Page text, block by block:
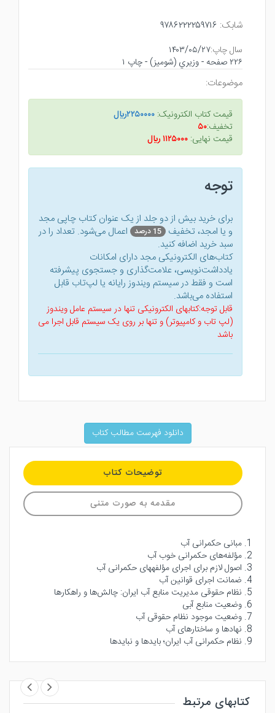
شابک: ۹۷۸۶۲۲۲۲۵۹۷۱۶
سال چاپ:۱۴۰۳/۰۵/۲۷
۲۲۶ صفحه - وزيري (شوميز) - چاپ ۱
موضوعات:
قیمت کتاب الکترونیک: ۲۲۵۰۰۰۰ريال
تخفیف:۵۰
قیمت نهایی: ۱۱۲۵۰۰۰ ريال
توجه
برای خرید بیش از دو جلد از یک عنوان کتاب‌ چاپی مجد
و یا امجد، تخفیف 15 درصد
اعمال می‌شود. تعداد را در
سبد خرید اضافه کنید.
کتاب‌های الکترونیکی مجد دارای امکانات
یادداشت‌نویسی، علامت‌گذاری و جستجوی پیشرفته
است و فقط در سیستم ویندوز رایانه یا لپ‌تاب قابل
استفاده می‌باشد.
قابل توجه:کتابهای الکترونیکی تنها در سیستم عامل ویندوز
(لپ تاب و کامپیوتر) و تنها بر روی یک سیستم قابل اجرا می
باشد
دانلود فهرست مطالب کتاب
توضیحات کتاب
مقدمه به صورت متنی
1. مبانی حکمرانی آب
2. مؤلفه‌های حکمرانی خوب آب
3. اصول لازم برای اجرای مؤلفههای حکمرانی آب
4. ضمانت اجرای قوانین آب
5. نظام حقوقی مدیریت منابع آب ایران: چالش‌ها و راهکارها
6. وضعیت منابع آبی
7. وضعیت موجود نظام حقوقی آب
8. نهادها و ساختارهای آب
9. نظام حکمرانی آب ایران؛ بایدها و نبایدها
کتابهای مرتبط